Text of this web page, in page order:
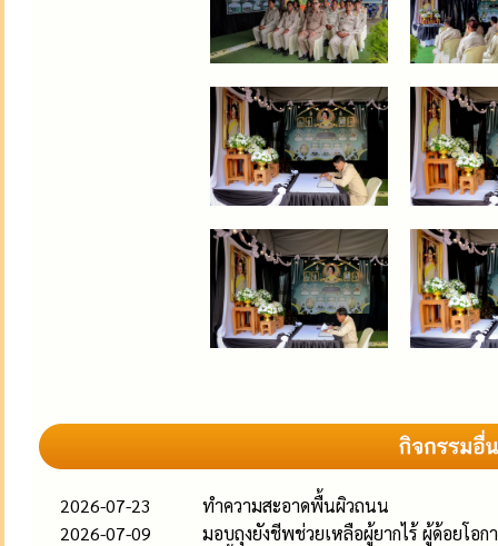
2026-07-23
ทำความสะอาดพื้นผิวถนน
2026-07-09
มอบถุงยังชีพช่วยเหลือผู้ยากไร้ ผู้ด้อยโอก